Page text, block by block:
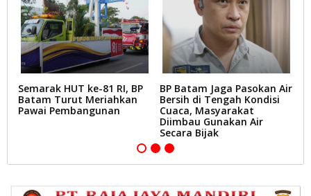
Semarak HUT ke-81 RI, BP
Batam Turut Meriahkan
Pawai Pembangunan
BP Batam Jaga Pasokan Air
Bersih di Tengah Kondisi
Cuaca, Masyarakat
Diimbau Gunakan Air
Secara Bijak